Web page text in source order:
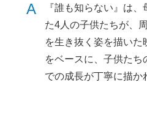
A
『誰も知らない』は
た4人の子供たちが、
を生き抜く姿を描い
をベースに、子供たち
での成長が丁寧に描か